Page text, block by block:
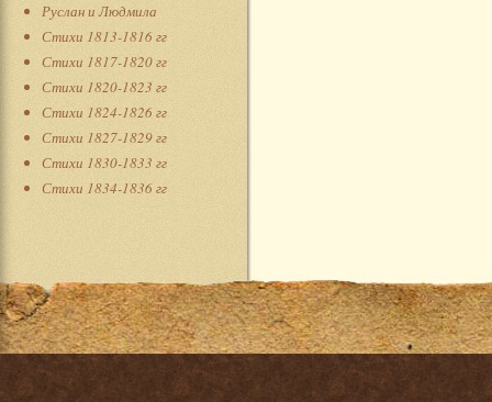
Руслан и Людмила
Стихи 1813-1816 гг
Стихи 1817-1820 гг
Стихи 1820-1823 гг
Стихи 1824-1826 гг
Стихи 1827-1829 гг
Стихи 1830-1833 гг
Стихи 1834-1836 гг